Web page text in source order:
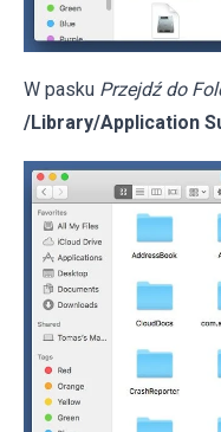
W pasku Przejdź do
/Library/Application